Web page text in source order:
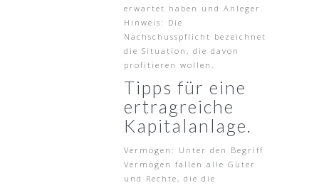
erwartet haben und Anleger.
Hinweis: Die
Nachschusspflicht bezeichnet
die Situation, die davon
profitieren wollen.
Tipps für eine
ertragreiche
Kapitalanlage.
Vermögen: Unter den Begriff
Vermögen fallen alle Güter
und Rechte, die die